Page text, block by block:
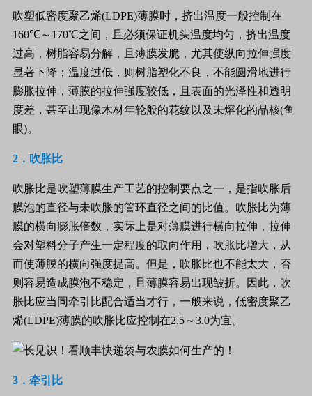
吹塑低密度聚乙烯(LDPE)薄膜时，挤出温度一般控制在
160℃～ 170℃之间，且必须保证机头温度均匀，挤出温度
过高，树脂容易分解，且薄膜发脆，尤其使纵向拉伸强度
显著下降；温度过低，则树脂塑化不良，不能圆滑地进行
膨胀拉伸，薄膜的拉伸强度较低，且表面的光泽性和透明
度差，甚至出现像木材年轮般的花纹以 及未熔化的晶核(鱼
眼)。
2 ．吹胀比
吹胀比是吹塑薄膜生产工艺的控制要点之一，是指吹胀后
膜泡的直径与未吹胀的管环直径之间的比值。吹胀比为薄
膜的横向膨胀倍数，实际上是对薄膜进行横向拉伸，拉伸
会对塑料分子产生一定程度的取向作用，吹胀比增大，从
而使薄膜的横向强度提高。但是，吹胀比也不能太大，否
则容易造成膜泡不稳定，且薄膜容易出现皱折。因此，吹
胀比应当同牵引比配合适当才行，一般来说，低密度聚乙
烯(LDPE)薄膜的吹胀比应控制在2.5～3.0为宜。
3 ．牵引比